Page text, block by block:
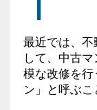
最近では、
して、中古
模な改修を行
ン」と呼ぶこ